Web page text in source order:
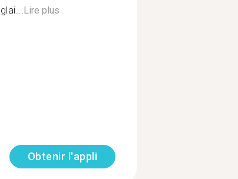
Lire plus
Obtenir l'appli